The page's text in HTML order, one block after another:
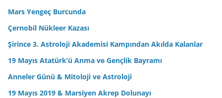
Mars Yengeç Burcunda
Çernobil Nükleer Kazası
Şirince 3. Astroloji Akademisi Kampından Akılda Kalanlar
19 Mayıs Atatürk’ü Anma ve Gençlik Bayramı
Anneler Günü & Mitoloji ve Astroloji
19 Mayıs 2019 & Marsiyen Akrep Dolunayı